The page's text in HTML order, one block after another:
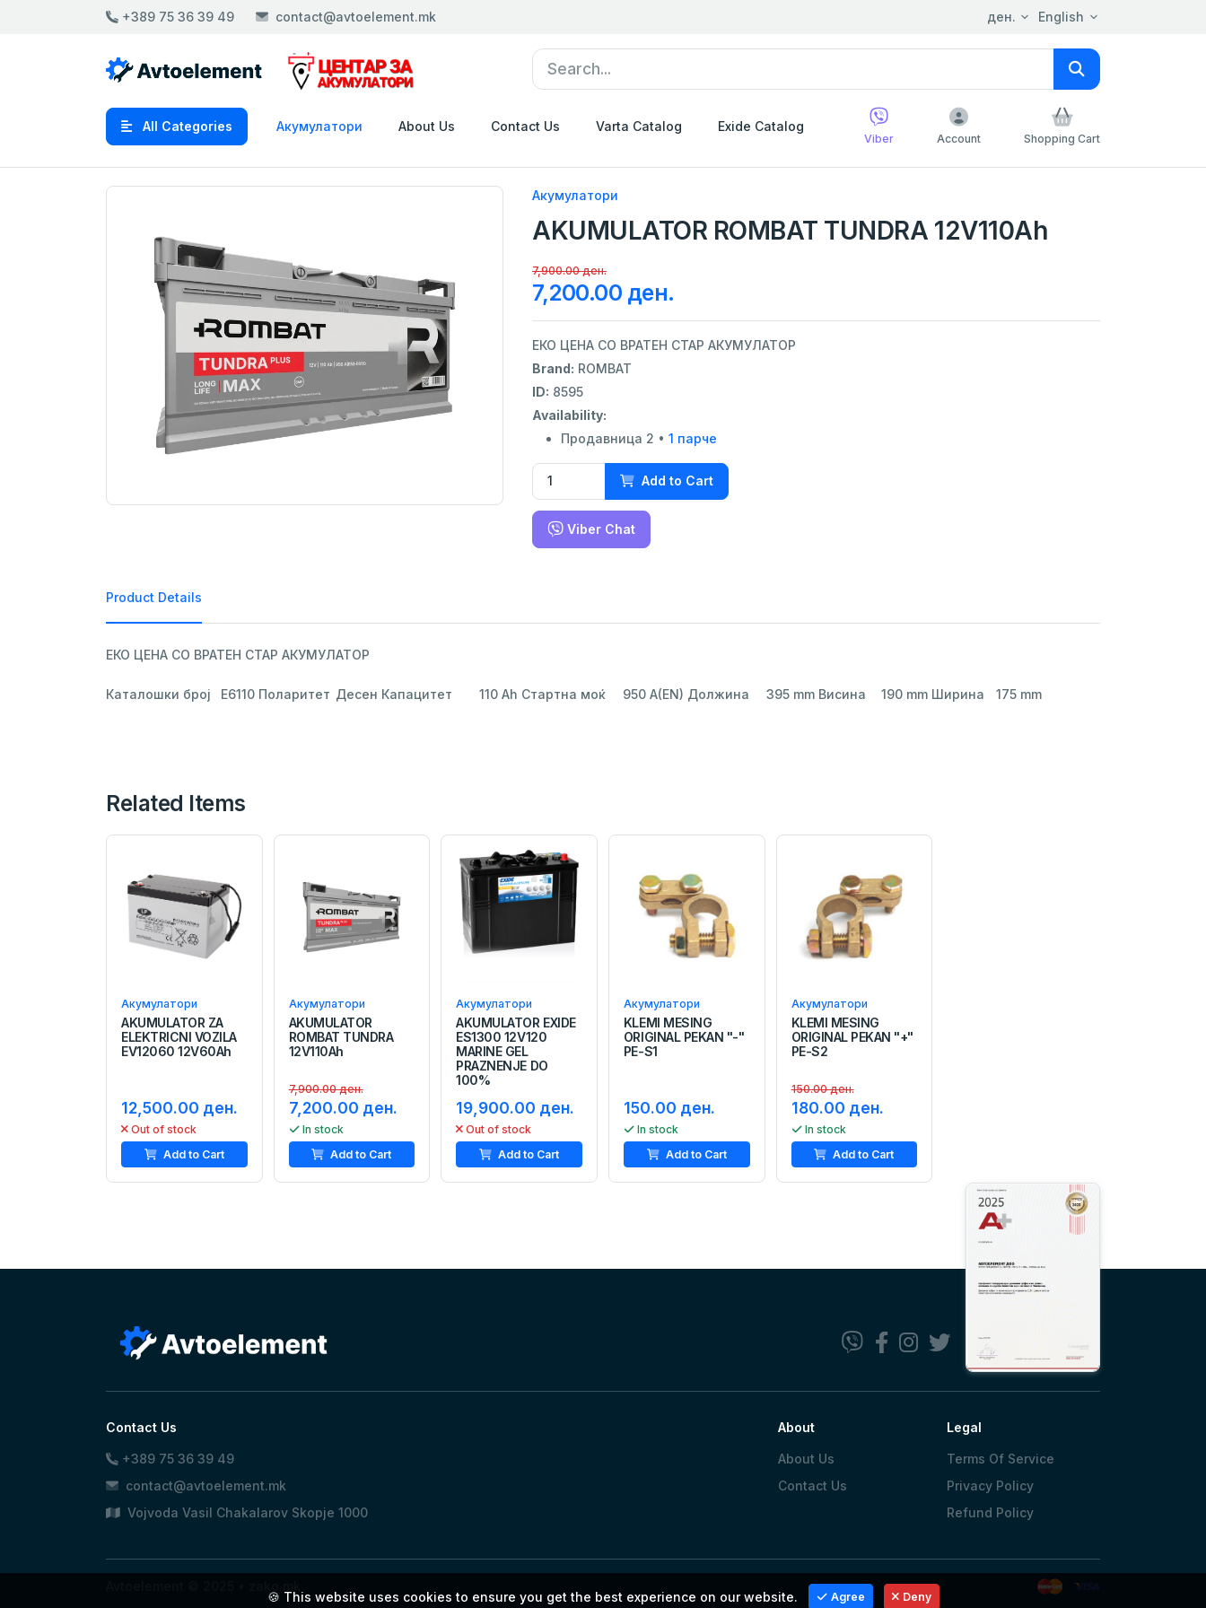
+389 75 36 39 49 contact@avtoelement.mk ден. English
All Categories Акумулатори About Us Contact Us Varta Catalog Exide Catalog
Viber Account Shopping Cart
Акумулатори
AKUMULATOR ROMBAT TUNDRA 12V110Ah
7,900.00 ден.
7,200.00 ден.
ЕКО ЦЕНА СО ВРАТЕН СТАР АКУМУЛАТОР
Brand: ROMBAT
ID: 8595
Availability:
Продавница 2 • 1 парче
Add to Cart
Viber Chat
Product Details
ЕКО ЦЕНА СО ВРАТЕН СТАР АКУМУЛАТОР
Каталошки број	E6110 Поларитет	Десен Капацитет	110 Ah Стартна моќ	950 A(EN) Должина	395 mm Висина	190 mm Ширина	175 mm
Related Items
Акумулатори
AKUMULATOR ZA
ELEKTRICNI VOZILA
EV12060 12V60Ah
12,500.00 ден.
Out of stock
Add to Cart
Акумулатори
AKUMULATOR
ROMBAT TUNDRA
12V110Ah
7,900.00 ден.
7,200.00 ден.
In stock
Add to Cart
Акумулатори
AKUMULATOR EXIDE
ES1300 12V120
MARINE GEL
PRAZNENJE DO
100%
19,900.00 ден.
Out of stock
Add to Cart
Акумулатори
KLEMI MESING
ORIGINAL PEKAN "-"
PE-S1
150.00 ден.
In stock
Add to Cart
Акумулатори
KLEMI MESING
ORIGINAL PEKAN "+"
PE-S2
150.00 ден.
180.00 ден.
In stock
Add to Cart
Contact Us
+389 75 36 39 49
contact@avtoelement.mk
Vojvoda Vasil Chakalarov Skopje 1000
About
About Us
Contact Us
Legal
Terms Of Service
Privacy Policy
Refund Policy
🍪 This website uses cookies to ensure you get the best experience on our website. Agree Deny